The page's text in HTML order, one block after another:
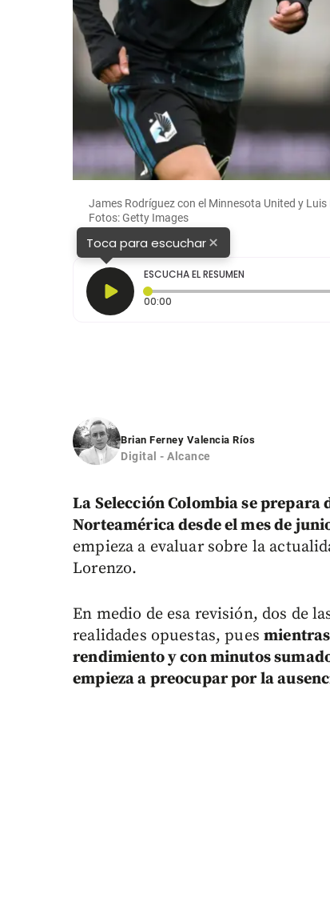
James Rodríguez con el Minnesota United y
Fotos: Getty Images
Toca para escuchar×
ESCUCHA EL RESUMEN
00:00
Brian Ferney Valencia Ríos
Digital - Alcance
La Selección Colombia se prepara
Norteamérica desde el mes de
empieza a evaluar sobre la
Lorenzo.
En medio de esa revisión, dos de
realidades opuestas, pues
rendimiento y con minutos
empieza a preocupar por la